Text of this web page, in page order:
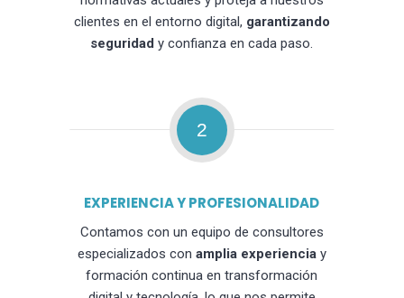
clientes en el entorno digital, garantizando
seguridad y confianza en cada paso.
2
EXPERIENCIA Y PROFESIONALIDAD
Contamos con un equipo de consultores
especializados con amplia experienciay
formación continua en transformación